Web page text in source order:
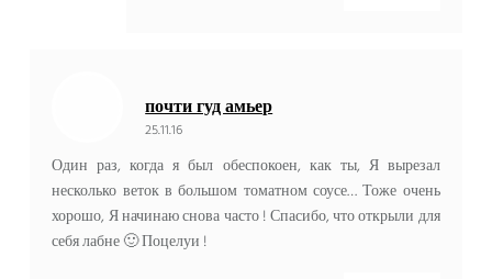
почти гуд амьер
25.11.16
Один раз, когда я был обеспокоен, как ты, Я вырезал
несколько веток в большом томатном соусе… Тоже очень
хорошо, Я начинаю снова часто ! Спасибо, что открыли для
себя лабне 🙂 Поцелуи !